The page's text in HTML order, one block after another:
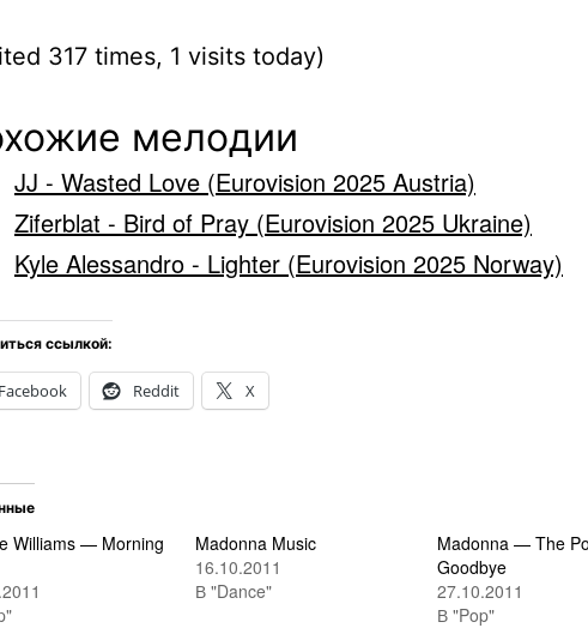
317 times, 1 visits today)
мелодии
JJ - Wasted Love (Eurovision 2025 Austria)
Ziferblat - Bird of Pray (Eurovision 2025 Ukraine)
Kyle Alessandro - Lighter (Eurovision 2025 Norway)
ссылкой:
Facebook Reddit X
Williams — Morning
Madonna Music
16.10.2011
В "Dance"
Madonna — The
Goodbye
27.10.2011
В "Pop"